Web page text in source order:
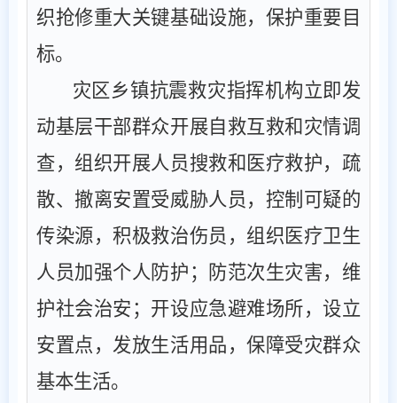
织抢修重大关键基础设施，保护重要目
标。
灾区 乡镇抗震救灾指挥机构立即发
动基层干部群众开展自救互救和灾情调
查，组织开展人员搜救和医疗救护，疏
散、撤离安置受威胁人员，控制可疑的
传染源，积极救治伤员，组织医疗卫生
人员加强个人防护；防范次生灾害，维
护社会治安；开设应急避难场所，设立
安置点，发放生活用品，保障受灾群众
基本生活。